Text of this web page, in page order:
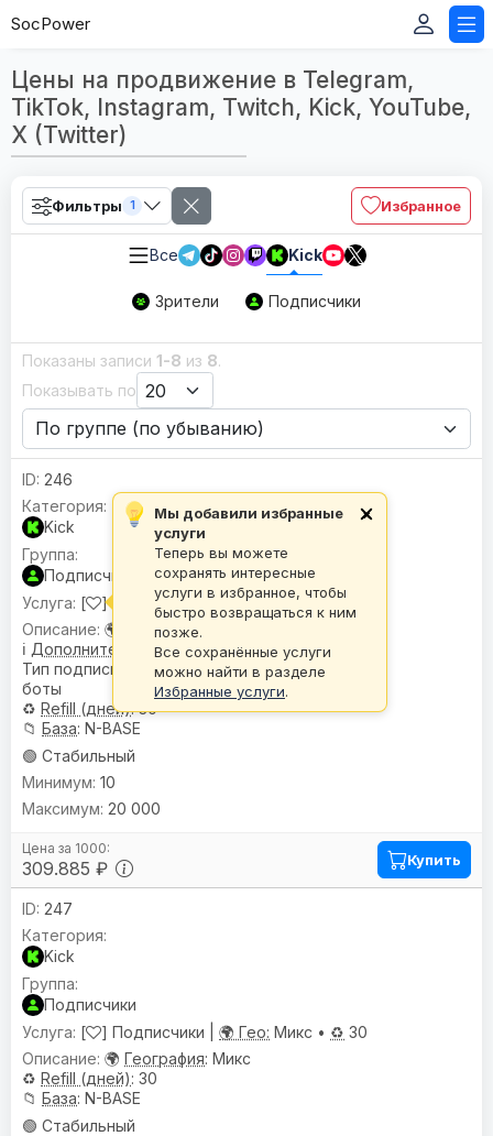
SocPower
Цены на продвижение в Telegram,
TikTok, Instagram, Twitch, Kick, YouTube,
X (Twitter)
Фильтры 1 Избранное
Все Kick
Зрители Подписчики
Показаны записи 1-8 из 8.
Показывать по
246
Kick
Подписчики
[
] Подписчики | 🌍 Гео:Микс •♻️30
🌍
География
ℹ️ Дополнительное описание:
Тип подписываемых аккаунтов:
боты
♻️ Refill (дней): 30
📁 База: N-BASE
🟢 Стабильный
309.885 ₽
10
20 000
Купить
247
Kick
Подписчики
[
] Подписчики | 🌍 Гео: Микс • ♻️ 30
🌍 География: Микс
♻️ Refill (дней): 30
📁 База: N-BASE
🟢 Стабильный
Мы добавили избранные
услуги
Теперь вы можете
сохранять интересные
услуги в избранное, чтобы
быстро возвращаться к ним
позже.
Все сохранённые услуги
можно найти в разделе
Избранные услуги.
×